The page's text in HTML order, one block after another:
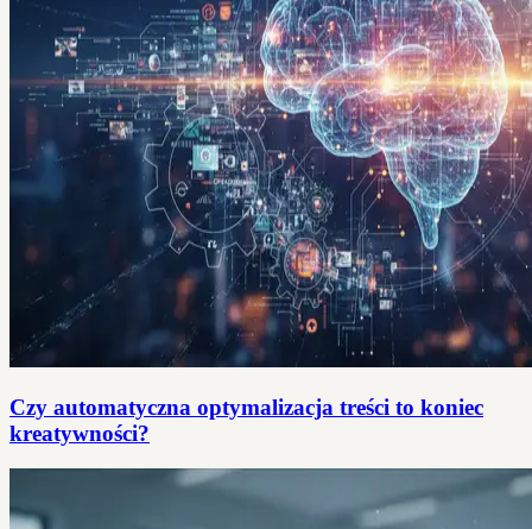
Czy automatyczna optymalizacja treści to koniec
kreatywności?